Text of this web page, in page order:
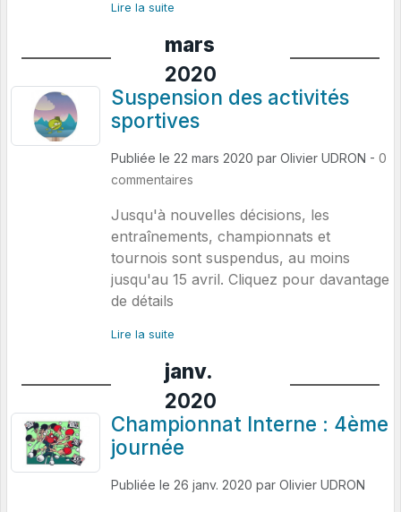
Lire la suite
mars
2020
Suspension des activités
sportives
Publiée le 22 mars 2020 par Olivier UDRON - 0
commentaires
Jusqu'à nouvelles décisions, les
entraînements, championnats et
tournois sont suspendus, au moins
jusqu'au 15 avril. Cliquez pour davantage
de détails
Lire la suite
janv.
2020
Championnat Interne : 4ème
journée
Publiée le 26 janv. 2020 par Olivier UDRON